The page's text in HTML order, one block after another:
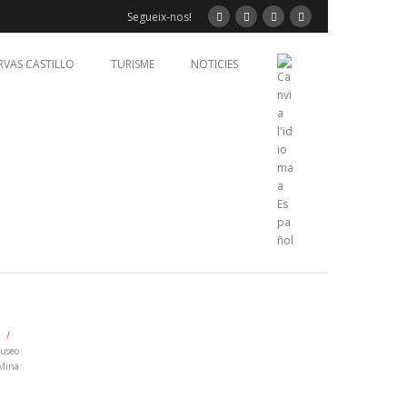
Segueix-nos!
CASTILLO TURISME NOTICIES
/